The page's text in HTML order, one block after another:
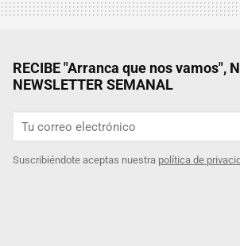
RECIBE "Arranca que nos vamos",
NEWSLETTER SEMANAL
Suscribiéndote aceptas nuestra política de